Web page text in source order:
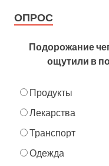
ОПРОС
Подорожание
ощутили в
Продукты
Лекарства
Транспорт
Одежда